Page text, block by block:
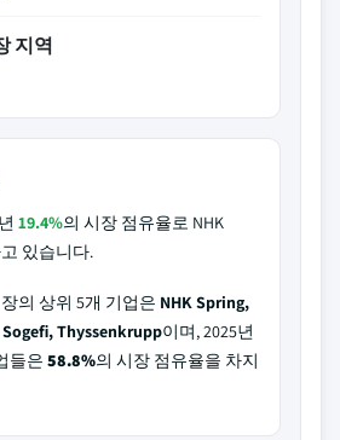
지역
19.4%의 시장 점유율로 NHK
있습니다.
의 상위 5개 기업은 NHK Spring,
Thyssenkrupp이며, 2025년
들은 58.8%의 시장 점유율을 차지